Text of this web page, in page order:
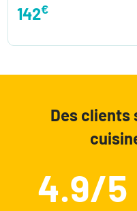
142€
Des clients
4.9/5